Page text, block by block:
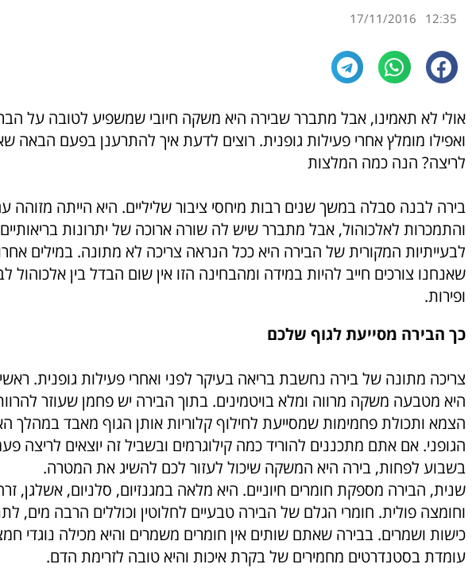
12:35
17/11/2016
אולי לא תאמינו, אבל מתברר שבירה היא משקה חיובי שמשפיע לטובה על
ואפילו מומלץ אחרי פעילות גופנית. רוצים לדעת איך להתרענן בפעם הבאה
לריצה? הנה כמה המלצות
בירה לבנה סבלה במשך שנים רבות מיחסי ציבור שליליים. היא הייתה
והתמכרות לאלכוהול, אבל מתברר שיש לה שורה ארוכה של יתרונות
לבעייתיות המקורית של הבירה היא ככל הנראה צריכה לא מתונה. במילים
שאנחנו צורכים חייב להיות במידה ומהבחינה הזו אין שום הבדל בין אלכוהול
ופירות.
כך הבירה מסייעת לגוף שלכם
צריכה מתונה של בירה נחשבת בריאה בעיקר לפני ואחרי פעילות גופנית.
היא מטבעה משקה מרווה ומלא בויטמינים. בתוך הבירה יש פחמן שעוזר
הצמא ותכולת פחמימות שמסייעת לחילוף קלוריות אותן הגוף מאבד במהלך
הגופני. אם אתם מתכננים להוריד כמה קילוגרמים ובשביל זה יוצאים לריצה
בשבוע לפחות, בירה היא המשקה שיכול לעזור לכם להשיג את המטרה.
שנית, הבירה מספקת חומרים חיוניים. היא מלאה במגנזיום, סלניום, אשלגן,
וחומצה פולית. חומרי הגלם של הבירה טבעיים לחלוטין וכוללים הרבה מים,
כישות ושמרים. בבירה שאתם שותים אין חומרים משמרים והיא מכילה נוגדי
עומדת בסטנדרטים מחמירים של בקרת איכות והיא טובה לזרימת הדם.